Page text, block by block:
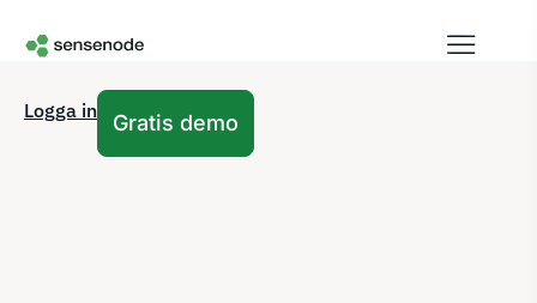
Logga in Gratis demo